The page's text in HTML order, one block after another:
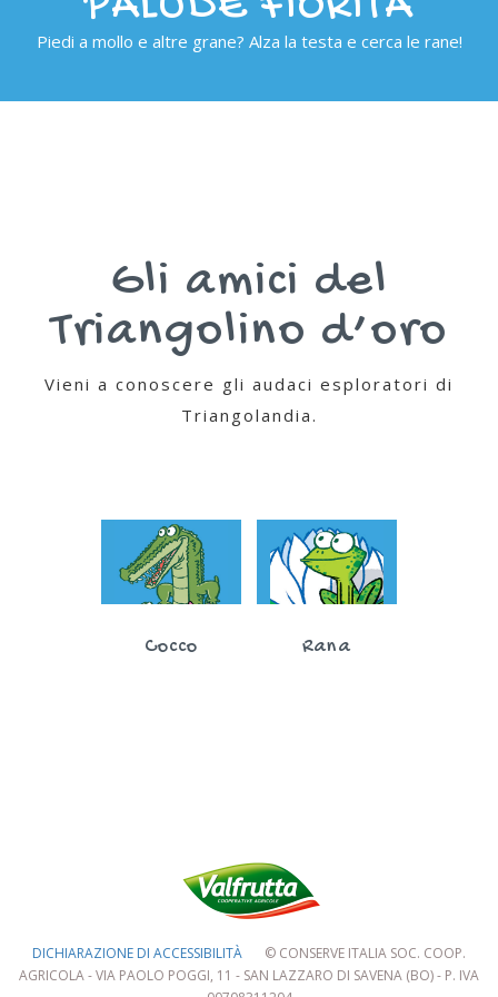
Piedi a mollo e altre grane? Alza la testa e cerca le rane!
Gli amici del
Triangolino d’oro
Vieni a conoscere gli audaci esploratori di
Triangolandia.
Cocco Rana
DICHIARAZIONE DI ACCESSIBILITÀ
© CONSERVE ITALIA SOC. COOP.
AGRICOLA - VIA PAOLO POGGI, 11 - SAN LAZZARO DI SAVENA (BO) - P. IVA